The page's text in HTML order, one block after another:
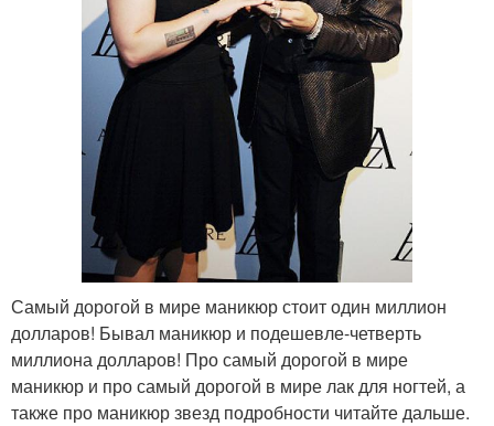
Самый дорогой в мире маникюр стоит один миллион
долларов! Бывал маникюр и подешевле-четверть
миллиона долларов! Про самый дорогой в мире
маникюр и про самый дорогой в мире лак для ногтей, а
также про маникюр звезд подробности читайте дальше.